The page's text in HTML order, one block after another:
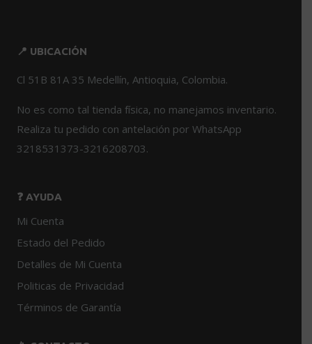
📍 UBICACIÓN
Cl 51B 81A 35 Medellín, Antioquia, Colombia.
No es como tal tienda física, no manejamos inventario.
Realiza tu pedido con antelación por WhatsApp
3218531373-3216208703.
❓ AYUDA
Mi Cuenta
Estado del Pedido
Detalles de Mi Cuenta
Politicas de Privacidad
Términos de Garantía